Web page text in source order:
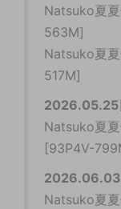
Natsuko夏
563M]
Natsuko夏
517M]
2026.05.25
Natsuko夏
[93P4V-
2026.06.03
Natsuko夏